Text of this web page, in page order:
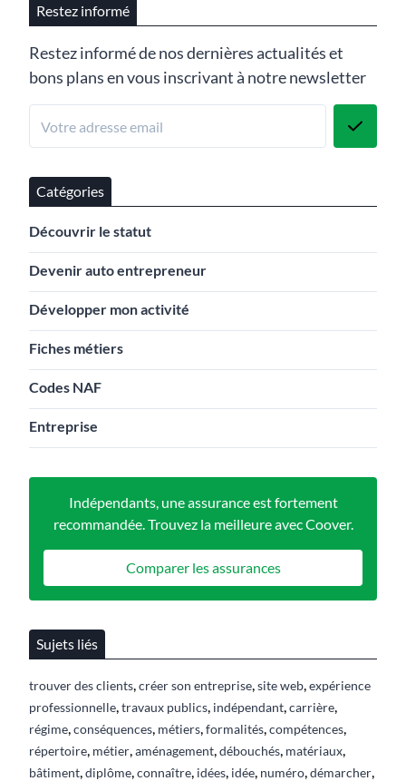
Restez informé
Restez informé de nos dernières actualités et
bons plans en vous inscrivant à notre newsletter
Catégories
Découvrir le statut
Devenir auto entrepreneur
Développer mon activité
Fiches métiers
Codes NAF
Entreprise
Indépendants, une assurance est fortement
recommandée. Trouvez la meilleure avec Coover.
Comparer les assurances
Sujets liés
trouver des clients,créer son entreprise,site web,expérience
professionnelle,travaux publics, indépendant,carrière,
régime,conséquences, métiers,formalités,compétences,
répertoire, métier,aménagement,débouchés, matériaux,
bâtiment,diplôme,connaître, idées, idée, numéro,démarcher,